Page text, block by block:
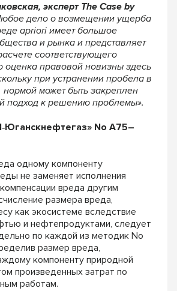
эксперт The Case by
дело о возмещении ущерба
apriori имеет большое
и рынка и представляет
соответствующего
правовой новизны здесь
при устранении пробела в
нормой может быть закреплен
подход к решению проблемы».
No А75–
одному компоненту
не заменяет исполнения
вреда другим
размера вреда,
как экосистеме вследствие
и нефтепродуктами, следует
по каждой из методик No
размер вреда,
компоненту природной
произведенных затрат по
работам.